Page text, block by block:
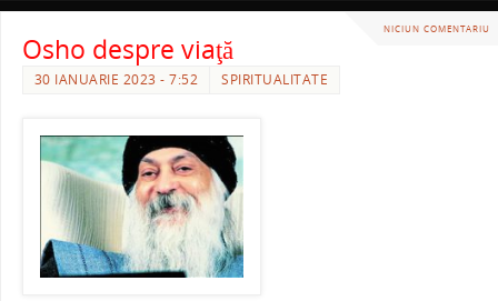
NICIUN COMENTARIU
Osho despre viaţă
30 IANUARIE 2023 - 7:52 SPIRITUALITATE